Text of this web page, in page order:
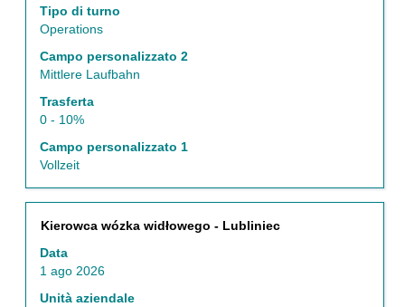
Tipo di turno
Operations
Campo personalizzato 2
Mittlere Laufbahn
Trasferta
0 - 10%
Campo personalizzato 1
Vollzeit
i
contenuti
delle
informazioni
lavoro.
Titolo
Kierowca wózka widłowego - Lubliniec
Data
1 ago 2026
Unità aziendale
Effettuare
selezione
con
la